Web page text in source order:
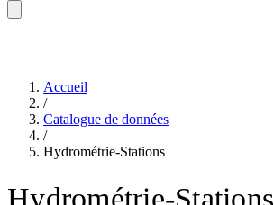
Accueil
/
Catalogue de données
/
Hydrométrie-Stations
Hydrométrie-Stations